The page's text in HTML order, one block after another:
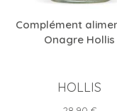
Complément
Onagre Hollis
HOLLIS